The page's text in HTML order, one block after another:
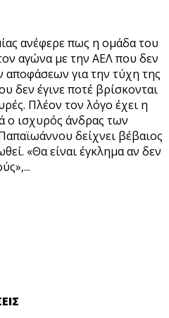
ανέφερε πως η ομάδα του
αγώνα με την ΑΕΛ που δεν
αποφάσεων για την τύχη της
δεν έγινε ποτέ βρίσκονται
Πλέον τον λόγο έχει η
ο ισχυρός άνδρας των
δείχνει βέβαιος
«Θα είναι έγκλημα αν δεν